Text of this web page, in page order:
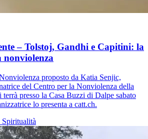
– Tolstoj, Gandhi e Capitini: la
nonviolenza
proposto da Katia Senjic,
del Centro per la Nonviolenza della
terrà presso la Casa Buzzi di Dalpe sabato
lo presenta a catt.ch.
Spiritualità